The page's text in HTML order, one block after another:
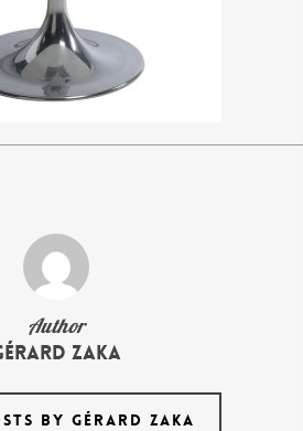
Author
Zaka
BY GÉRARD ZAKA